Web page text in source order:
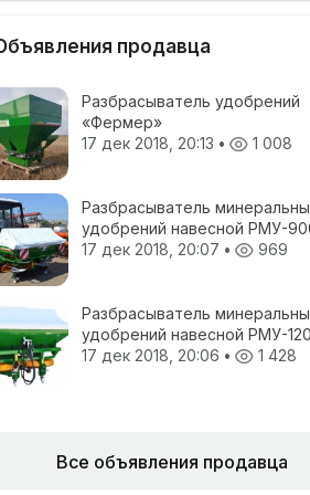
продавца
Разбрасыватель удобрений
«Фермер»
17 дек 2018, 20:13 • 1 008
Разбрасыватель
удобрений навесной РМУ-
17 дек 2018, 20:07 • 969
Разбрасыватель
удобрений навесной РМУ-
17 дек 2018, 20:06 • 1 428
Все объявления продавца